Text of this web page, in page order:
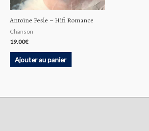
Antoine Pesle ‎– Hifi Romance
Chanson
19.00€
Ajouter au panier